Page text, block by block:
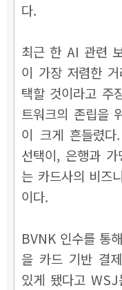
다.
최근 한 AI 관련
이 가장 저렴한
택할 것이라고 주
트워크의 존립을
이 크게 흔들렸다
선택이, 은행과
는 카드사의 비즈
이다.
BVNK 인수를 통
을 카드 기반 결
있게 됐다고